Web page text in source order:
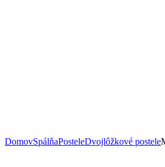
DomovSpálňaPosteleDvojlôžkové postele